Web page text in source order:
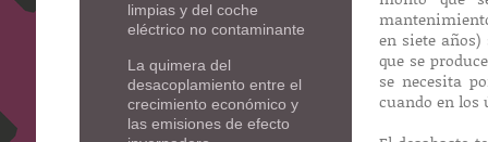
en siete
que se
se necesita
cuando en los
limpias y del coche
eléctrico no contaminante
La quimera del
desacoplamiento entre el
crecimiento económico y
las emisiones de efecto